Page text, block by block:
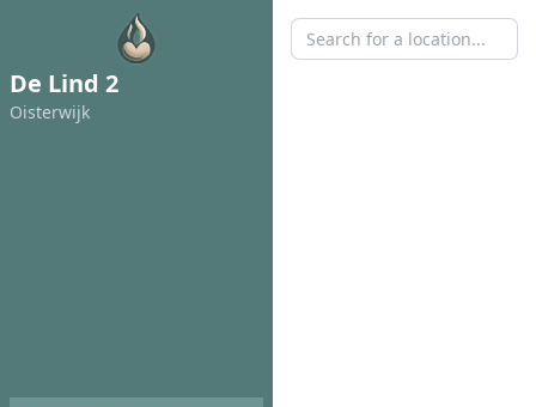
De Lind 2
Oisterwijk